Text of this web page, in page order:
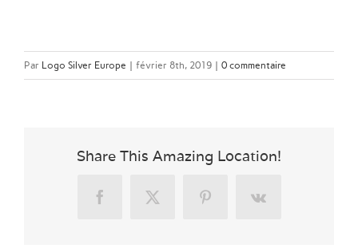
Par Logo Silver Europe | février 8th, 2019 | 0 commentaire
Share This Amazing Location!
FacebookX PinterestVk